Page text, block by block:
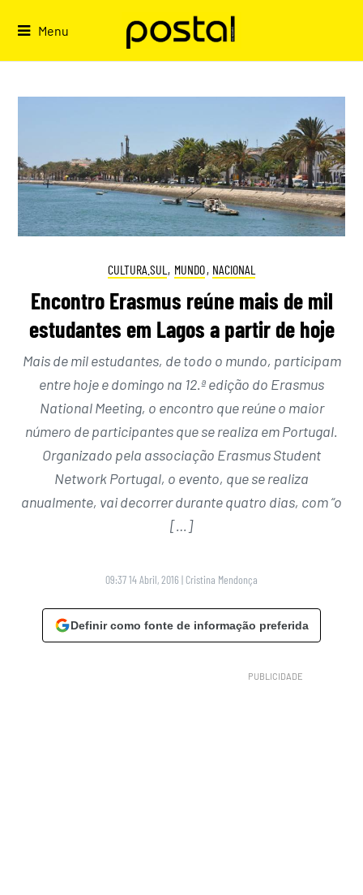
Menu
CULTURA.SUL , MUNDO, NACIONAL
Encontro Erasmus reúne mais de mil
estudantes em Lagos a partir de hoje
Mais de mil estudantes, de todo o mundo, participam
entre hoje e domingo na 12.ª edição do Erasmus
National Meeting, o encontro que reúne o maior
número de participantes que se realiza em Portugal.
Organizado pela associação Erasmus Student
Network Portugal, o evento, que se realiza
anualmente, vai decorrer durante quatro dias, com “o
[…]
09:37 14 Abril, 2016 | Cristina Mendonça
Definir como fonte de informação preferida